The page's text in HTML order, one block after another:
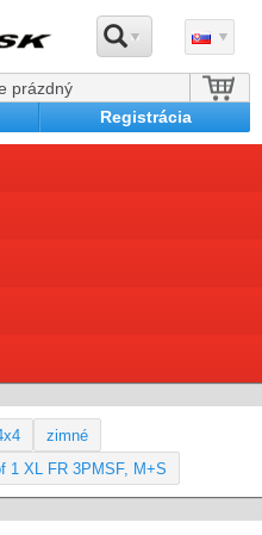
prázdný
Registrácia
zimné
1 XL FR 3PMSF, M+S